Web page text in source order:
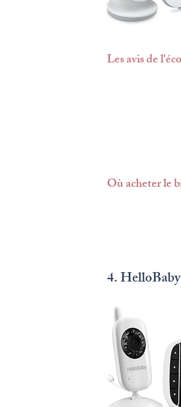
Les avis de
Où acheter le
4.